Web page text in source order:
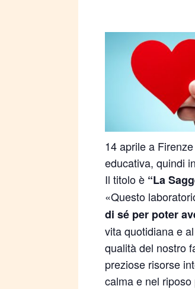
14 aprile a
educativa, quindi
Il titolo è “La
«Questo
di sé per poter
vita quotidiana e
qualità del nostro
preziose risorse
calma e nel